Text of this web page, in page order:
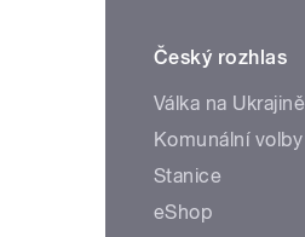
Český rozhlas
Válka na Ukrajině
Komunální volby
Stanice
eShop